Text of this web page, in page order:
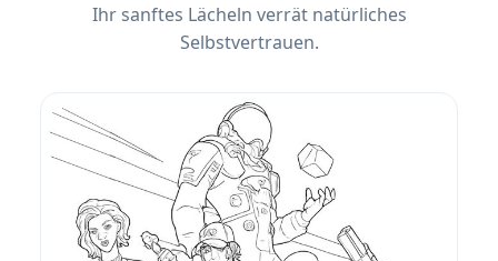
Ihr sanftes Lächeln verrät natürliches
Selbstvertrauen.